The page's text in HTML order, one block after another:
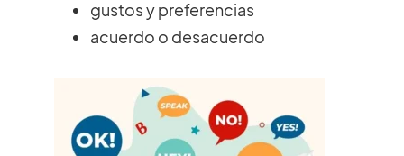
gustos y preferencias
acuerdo o desacuerdo